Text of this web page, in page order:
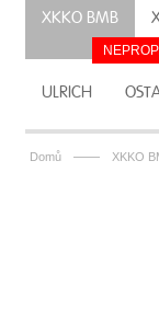
XKKO BMB
ULRICH
Domů —— XKKO